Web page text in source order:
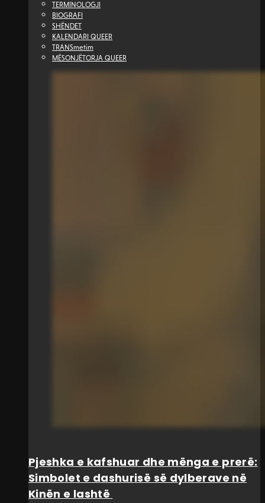
TERMINOLOGJI
BIOGRAFI
SHËNDET
KALENDARI QUEER
TRANSmetim
MËSONJËTORJA QUEER
Pjeshka e kafshuar dhe mënga e prerë:
Simbolet e dashurisë së dylberave në
Kinën e lashtë